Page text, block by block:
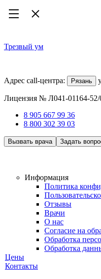
Трезвый ум
Адрес call-центра: Рязань
Лицензия № Л041-01164-52/
8 905 667 99 36
8 800 302 39 03
Вызвать врача Задать
Информация
Политика
Отзывы
Врачи
О нас
Согласие на
Обработка
Обработка
Цены
Контакты